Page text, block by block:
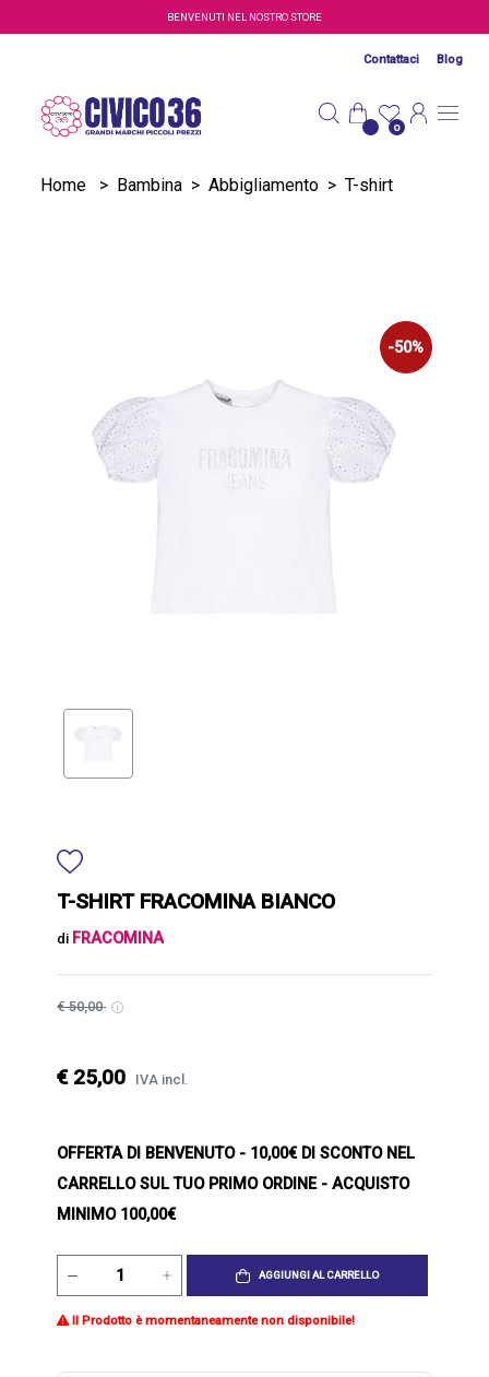
Salta al contenuto principaleBENVENUTI NEL NOSTRO STORE
Contattaci Blog
0
Home > Bambina > Abbigliamento > T-shirt
-50%
T-SHIRT FRACOMINA BIANCO
di FRACOMINA
€ 50,00
€ 25,00 IVA incl.
OFFERTA DI BENVENUTO- 10,00€ DI SCONTO NEL
CARRELLO SUL TUO PRIMO ORDINE - ACQUISTO
MINIMO 100,00€
AGGIUNGI AL CARRELLO
Il Prodotto è momentaneamente non disponibile!